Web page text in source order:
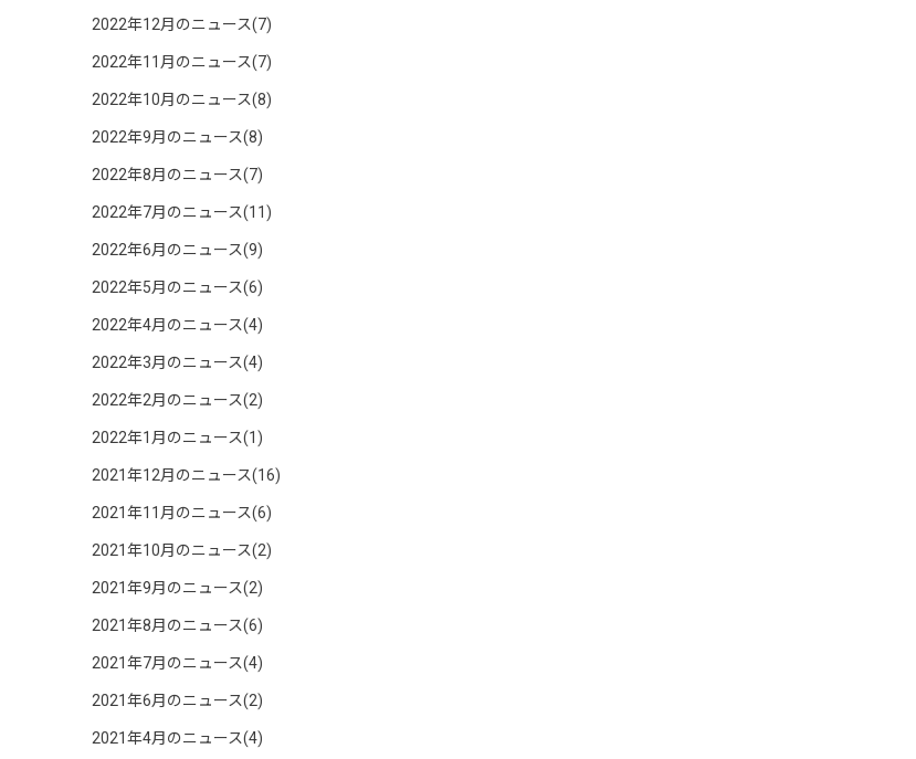
2022年12月のニュース(7)
2022年11月のニュース(7)
2022年10月のニュース(8)
2022年9月のニュース(8)
2022年8月のニュース(7)
2022年7月のニュース(11)
2022年6月のニュース(9)
2022年5月のニュース(6)
2022年4月のニュース(4)
2022年3月のニュース(4)
2022年2月のニュース(2)
2022年1月のニュース(1)
2021年12月のニュース(16)
2021年11月のニュース(6)
2021年10月のニュース(2)
2021年9月のニュース(2)
2021年8月のニュース(6)
2021年7月のニュース(4)
2021年6月のニュース(2)
2021年4月のニュース(4)